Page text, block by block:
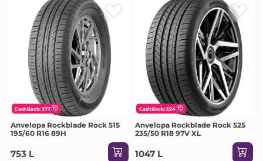
CashBack: 377
Anvelopa Rockblade Rock 515
195/60 R16 89H
753 L
CashBack: 524
Anvelopa Rockblade Rock 525
235/50 R18 97V XL
1047 L